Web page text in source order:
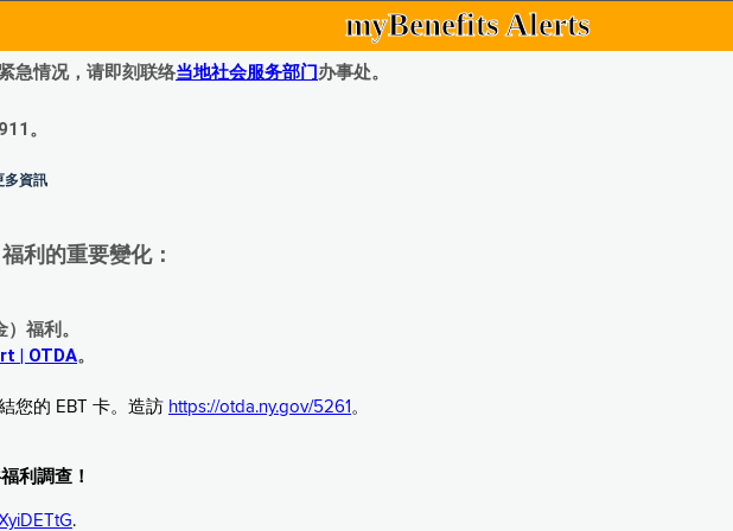
myBenefits Alerts
急情况，请即刻联络当地社会服务部门办事处。
。
多資訊
利的重要變化：
福利。
| OTDA。
您的 EBT 卡。造訪 https://otda.ny.gov/5261 。
利調查！
.